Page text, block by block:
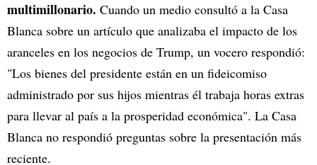
multimillonario. Cuando un medio consultó a la Casa
Blanca sobre un artículo que analizaba el impacto de los
aranceles en los negocios de Trump, un vocero respondió:
"Los bienes del presidente están en un fideicomiso
administrado por sus hijos mientras él trabaja horas extras
para llevar al país a la prosperidad económica". La Casa
Blanca no respondió preguntas sobre la presentación más
reciente.